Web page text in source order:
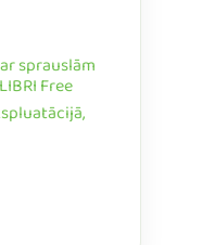
sprauslām
Free